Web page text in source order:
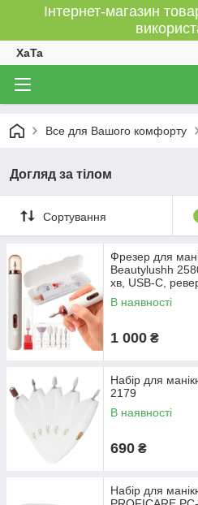
Інтернет-магазин
XaTa
Все для Вашого комфорту
Догляд за тілом
Сортування
Фрезер для
Beautylushh
хв, USB-C,
В наявності
1 000 ₴
Набір для
2179
В наявності
690 ₴
Набір для